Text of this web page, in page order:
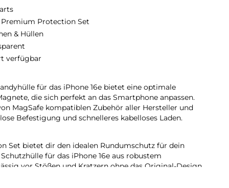
Premium Protection Set
& Hüllen
verfügbar
für das iPhone 16e bietet eine optimale
die sich perfekt an das Smartphone anpassen.
MagSafe kompatiblen Zubehör aller Hersteller und
Befestigung und schnelleres kabelloses Laden.
Set bietet dir den idealen Rundumschutz für dein
für das iPhone 16e aus robustem
vor Stößen und Kratzern ohne das Original-Design
9H-Schutzglas, komplettiert den Schutz indem